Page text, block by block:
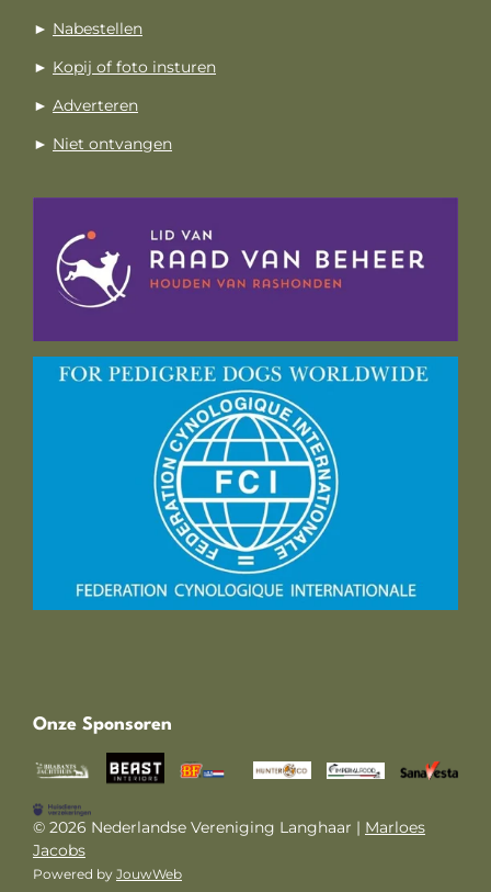
► Nabestellen
► Kopij of foto insturen
► Adverteren
► Niet ontvangen
Onze Sponsoren
© 2026 Nederlandse Vereniging Langhaar | Marloes
Jacobs
Powered by JouwWeb